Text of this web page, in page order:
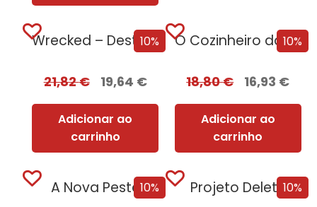
10%
Wrecked – Destruição e Ruína
21,82€ 19,64 €
Adicionar ao
carrinho
10%
O Cozinheiro da Rainha Adúltera
18,80€ 16,93 €
Adicionar ao
carrinho
10%
A Nova Peste 10%
Projeto Delete